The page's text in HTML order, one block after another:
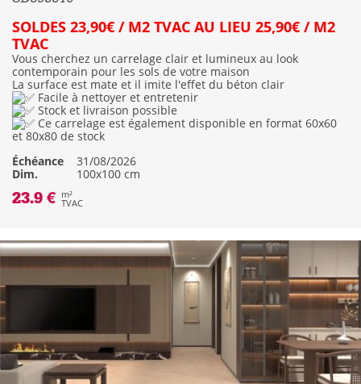
SOLDES 23,90€ / M2 TVAC AU LIEU 25,90€ / M2
TVAC
Vous cherchez un carrelage clair et lumineux au look
contemporain pour les sols de votre maison
La surface est mate et il imite l'effet du béton clair
Facile à nettoyer et entretenir
Stock et livraison possible
Ce carrelage est également disponible en format 60x60
et 80x80 de stock
Échéance
31/08/2026
Dim.
100x100 cm
23.9 € m²
TVAC